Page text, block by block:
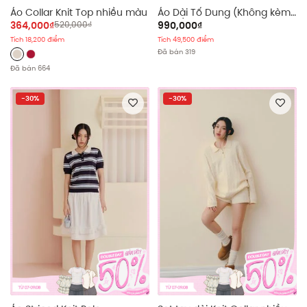
Áo Collar Knit Top nhiều màu
364,000₫520,000₫
Tích 18,200 điểm
Đã bán 664
Áo Dài Tố Dung (Không kèm
quần)
990,000₫
Tích 49,500 điểm
Đã bán 319
-30% -30%